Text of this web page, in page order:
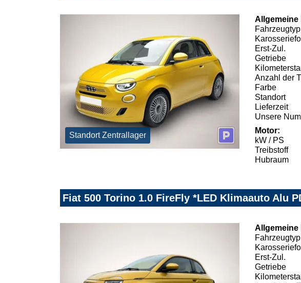
Standort Zentrallager
Allgemeine
Fahrzeugtyp
Erst-Zul.
Getriebe
Anzahl der
Farbe
Standort
Lieferzeit
Unsere
Motor:
kW / PS
Treibstoff
Hubraum
Fiat 500 Torino 1.0 FireFly *LED Klimaauto Alu
Allgemeine
Fahrzeugtyp
Erst-Zul.
Getriebe